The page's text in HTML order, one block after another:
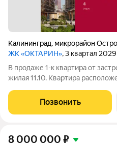
Калининград, микрорайон
ЖК «ОКТАРИН», 3 квартал 2029
В продаже 1-к квартира от
жилая 11.10. Квартира
года. ОКТАРИН - масштабный
гектаров, расположенный
Позвонить
8 000 000 ₽